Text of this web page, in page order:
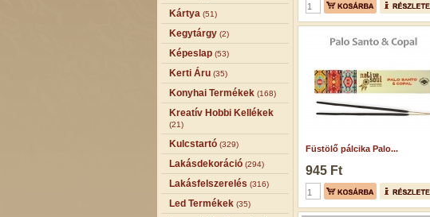
Kártya (51)
Kegytárgy (2)
Képeslap (53)
Kerti Áru (35)
Konyhai Termékek (168)
Kreatív Hobbi Kellékek
(21)
Kulcstartó (329)
Lakásdekoráció (294)
Lakásfelszerelés (316)
Led Termékek (35)
Füstölő pálcika Palo...
945 Ft